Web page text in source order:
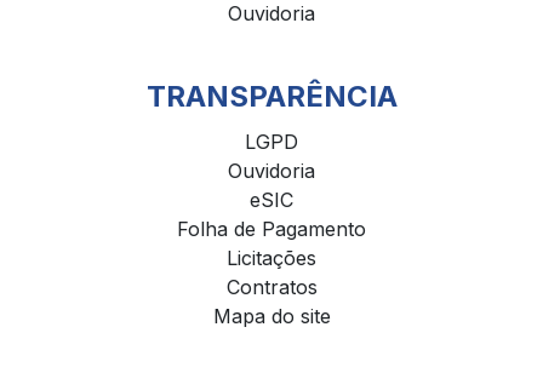
Ouvidoria
TRANSPARÊNCIA
LGPD
Ouvidoria
eSIC
Folha de Pagamento
Licitações
Contratos
Mapa do site